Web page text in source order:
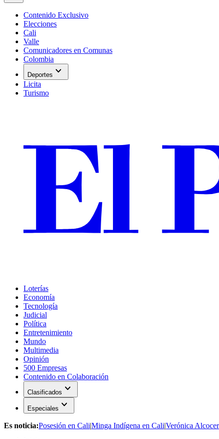
Contenido Exclusivo
Elecciones
Cali
Valle
Comunicadores en Comunas
Colombia
Deportes expand_more
Licita
Turismo
Loterías
Economía
Tecnología
Judicial
Política
Entretenimiento
Mundo
Multimedia
Opinión
500 Empresas
Contenido en Colaboración
Clasificados expand_more
Especiales expand_more
Es noticia:Posesión en Cali|Minga Indígena en Cali|Verónica Alcocer